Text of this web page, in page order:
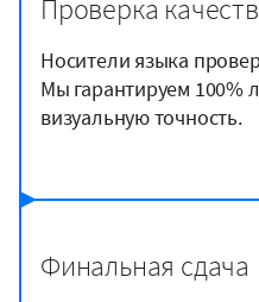
Проверка
Носители языка
Мы гарантируем 100%
визуальную точность.
Финальная сдача